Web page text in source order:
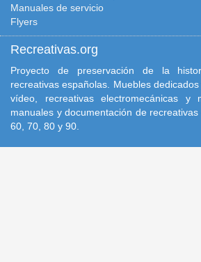
Manuales de servicio
Flyers
Recreativas.org
Proyecto de preservación de la
recreativas españolas. Muebles
vídeo, recreativas electromecánicas y
manuales y documentación de
60, 70, 80 y 90.